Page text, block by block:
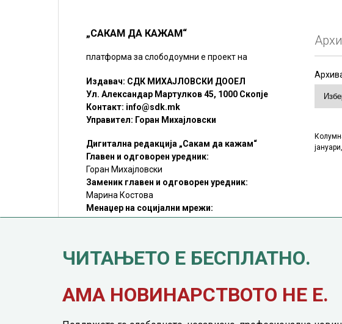
„САКАМ ДА КАЖАМ“
платформа за слободоумни е проект на
Издавач: СДК МИХАЈЛОВСКИ ДООЕЛ
Ул. Александар Мартулков 45, 1000 Скопје
Контакт: info@sdk.mk
Управител: Горан Михајловски
Дигитална редакција „Сакам да кажам“
Главен и одговорен уредник:
Горан Михајловски
Заменик главен и одговорен уредник:
Марина Костова
Менаџер на социјални мрежи:
Мирослав Илиоски
©SDK.MK Крадењето авторски текстови е казниво со закон.
Преземањето на авторски содржини (текстови) од оваа
ЧИТАЊЕТО Е БЕСПЛАТНО.
АМА НОВИНАРСТВОТО НЕ Е.